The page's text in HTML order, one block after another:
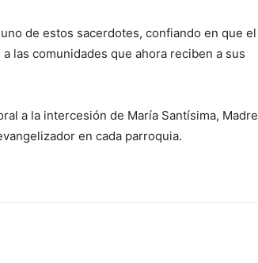
de estos sacerdotes, confiando en que el
las comunidades que ahora reciben a sus
a la intercesión de María Santísima, Madre
en cada parroquia.